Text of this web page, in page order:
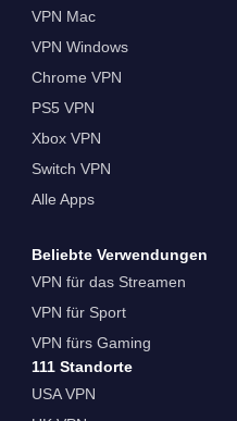
VPN Mac
VPN Windows
Chrome VPN
PS5 VPN
Xbox VPN
Switch VPN
Alle Apps
Beliebte Verwendungen
VPN für das Streamen
VPN für Sport
VPN fürs Gaming
111 Standorte
USA VPN